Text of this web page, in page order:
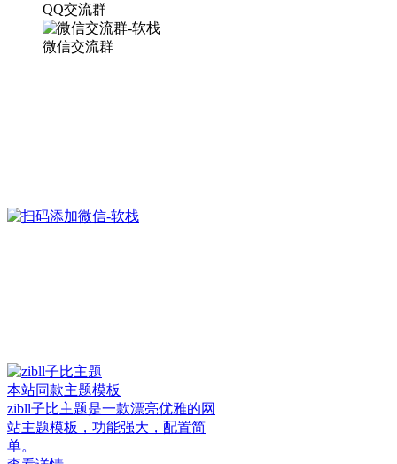
QQ交流群
微信交流群
本站同款主题模板
zibll子比主题是一款漂亮优雅的网
站主题模板，功能强大，配置简
单。